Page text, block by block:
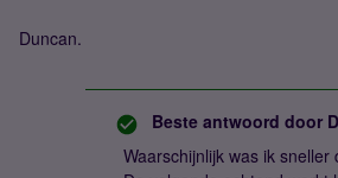
Duncan.
Beste antwoord door
Waarschijnlijk was ik sneller